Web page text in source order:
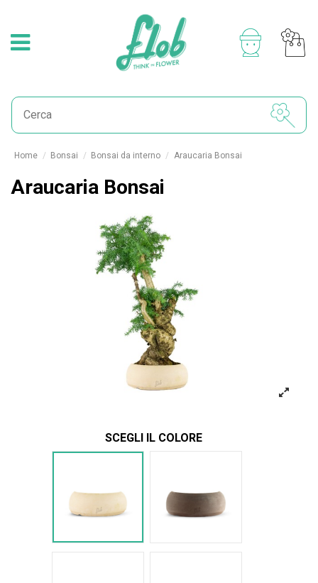
Home Bonsai Bonsai da interno Araucaria Bonsai
Araucaria Bonsai
SCEGLI IL COLORE